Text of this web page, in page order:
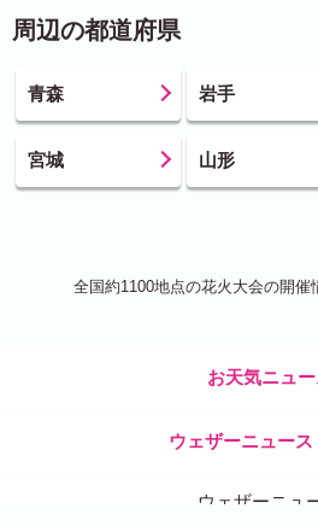
周辺の都道府県
青森 岩手
宮城 山形
全国約1100地点の花火大会の開催
お天気ニュ
ウェザーニュース
ウェザーニュ